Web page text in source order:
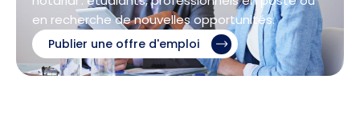
en recherche de nouvelles opportunités.
Publier une offre d'emploi